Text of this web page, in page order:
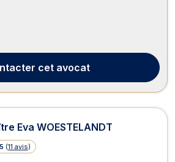
efficace et une réparation intégrale
co...
cet avocat
Eva WOESTELANDT
5 (11 avis)